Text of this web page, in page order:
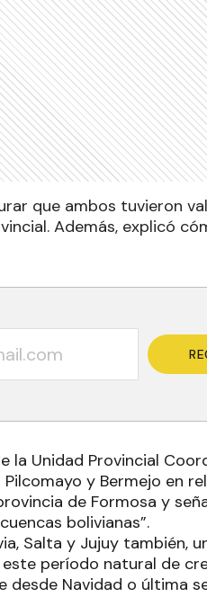
que ambos tuvieron
Además, explicó
la Unidad Provincial
y Bermejo en
de Formosa y
bolivianas”.
Salta y Jujuy también,
período natural de
Navidad o última